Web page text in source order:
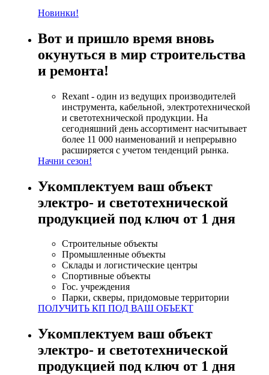
Новинки!
Вот и пришло время вновь
окунуться в мир строительства
и ремонта!
Rexant - один из ведущих производителей
инструмента, кабельной, электротехнической
и светотехнической продукции. На
сегодняшний день ассортимент насчитывает
более 11 000 наименований и непрерывно
расширяется с учетом тенденций рынка.
Начни сезон!
Укомплектуем ваш объект
электро- и светотехнической
продукцией под ключ от 1 дня
Строительные объекты
Промышленные объекты
Склады и логистические центры
Спортивные объекты
Гос. учреждения
Парки, скверы, придомовые территории
ПОЛУЧИТЬ КП ПОД ВАШ ОБЪЕКТ
Укомплектуем ваш объект
электро- и светотехнической
продукцией под ключ от 1 дня